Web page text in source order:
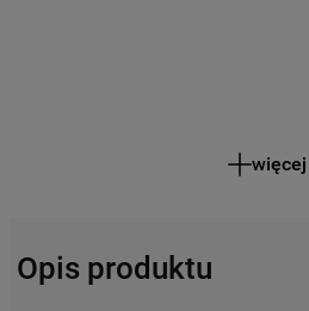
więcej
Opis produktu